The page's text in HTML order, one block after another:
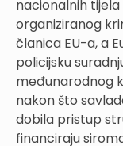
nacionalnih
organiziranog
članica EU-a, a
policijsku
međunarodnog
nakon što
dobila pristup
financiraju